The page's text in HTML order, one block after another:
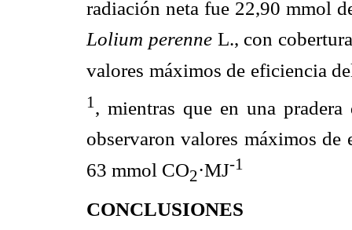
radiación neta fue 22,90 mmol
Lolium perenneL., con
valores máximos de eficiencia
1 , mientras que en una pradera
observaron valores máximos
63 mmol CO2·MJ-1
CONCLUSIONES